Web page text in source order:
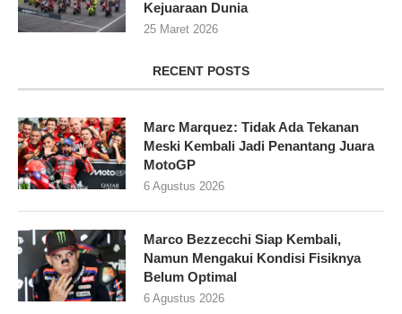
Kejuaraan Dunia
25 Maret 2026
RECENT POSTS
Marc Marquez: Tidak Ada Tekanan
Meski Kembali Jadi Penantang Juara
MotoGP
6 Agustus 2026
Marco Bezzecchi Siap Kembali,
Namun Mengakui Kondisi Fisiknya
Belum Optimal
6 Agustus 2026